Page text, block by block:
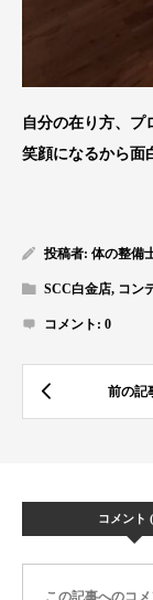
自分の在り方、プ
笑顔になるから面
投稿者: 体の整備
SCC白金店, コン
コメント: 0
コメント
この記事へのコメ